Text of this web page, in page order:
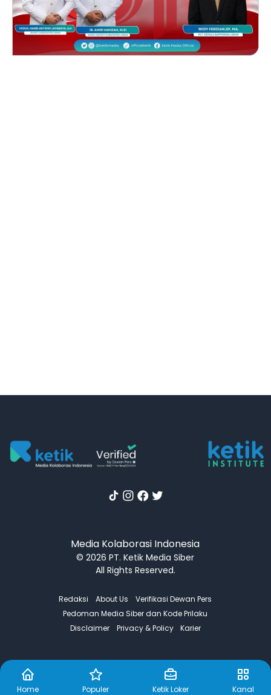
Home Populer Ketik Loker Kanal
Media Kolaborasi Indonesia
© 2026 PT. Ketik Media Siber
All Rights Reserved.
Redaksi About Us
Verifikasi Dewan Pers
Pedoman Media Siber dan Kode Prilaku
Disclaimer
Privacy & Policy Karier